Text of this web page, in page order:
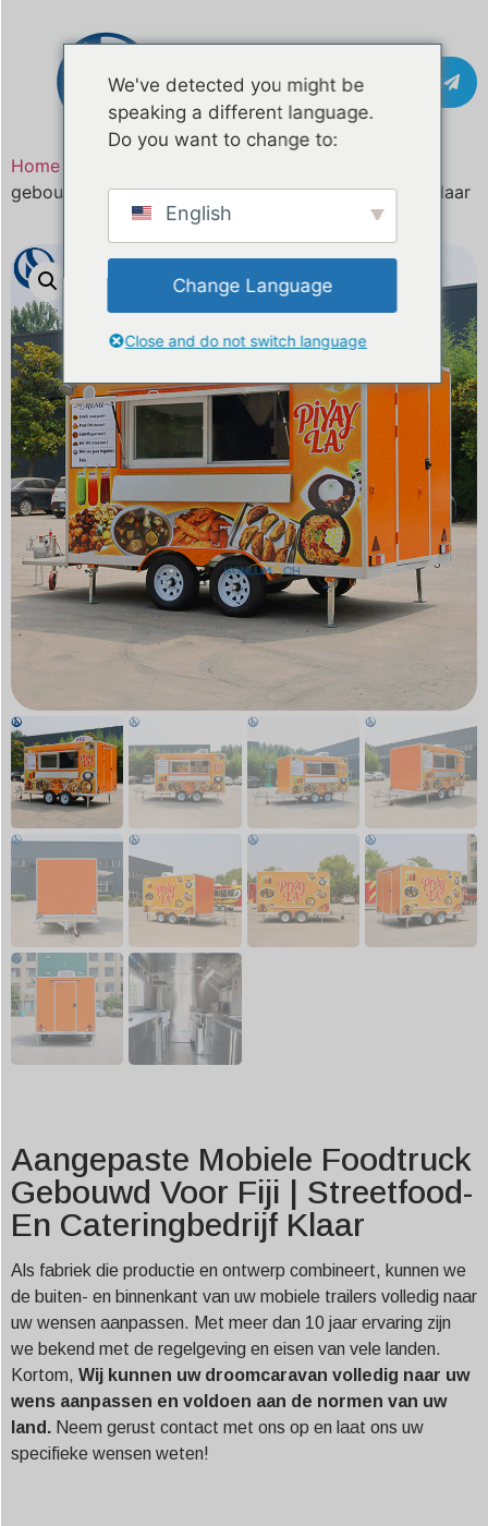
Contact
Home
gebouwd voor Fiji | Streetfood- en cateringbedrijf klaar
Aangepaste Mobiele Foodtruck
Gebouwd Voor Fiji | Streetfood-
En Cateringbedrijf Klaar
Als fabriek die productie en ontwerp combineert, kunnen we
de buiten- en binnenkant van uw mobiele trailers volledig naar
uw wensen aanpassen. Met meer dan 10 jaar ervaring zijn
we bekend met de regelgeving en eisen van vele landen.
Kortom, Wij kunnen uw droomcaravan volledig naar uw
wens aanpassen en voldoen aan de normen van uw
land. Neem gerust contact met ons op en laat ons uw
specifieke wensen weten!
We've detected you might be
speaking a different language.
Do you want to change to:
English
Change Language
Close and do not switch language